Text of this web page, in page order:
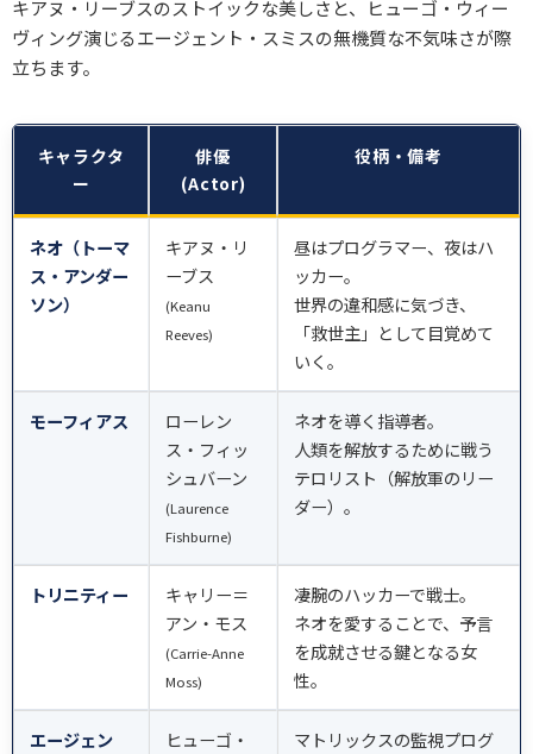
キアヌ・リーブスのストイックな美しさと、ヒューゴ・ウィー
ヴィング演じるエージェント・スミスの無機質な不気味さが際
立ちます。
キャラクタ
ー
俳優
(Actor)
役柄・備考
ネオ（トーマ
ス・アンダー
ソン）
キアヌ・リ
ーブス
(Keanu
Reeves)
昼はプログラマー、夜はハ
ッカー。
世界の違和感に気づき、
「救世主」として目覚めて
いく。
モーフィアス
ローレン
ス・フィッ
シュバーン
(Laurence
Fishburne)
ネオを導く指導者。
人類を解放するために戦う
テロリスト（解放軍のリー
ダー）。
トリニティー
キャリー＝
アン・モス
(Carrie-Anne
Moss)
凄腕のハッカーで戦士。
ネオを愛することで、予言
を成就させる鍵となる女
性。
エージェン
ヒューゴ・
マトリックスの監視プログ